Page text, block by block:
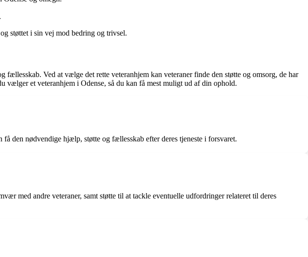
støttet i sin vej mod bedring og trivsel.
Ved at vælge det rette veteranhjem kan veteraner finde den støtte og omsorg, de har
vælger et veteranhjem i Odense, så du kan få mest muligt ud af din ophold.
den nødvendige hjælp, støtte og fællesskab efter deres tjeneste i forsvaret.
med andre veteraner, samt støtte til at tackle eventuelle udfordringer relateret til deres